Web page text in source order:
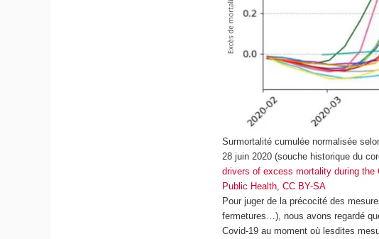
Surmortalité cumulée normalisée
28 juin 2020 (souche historique du
drivers of excess mortality during the
Public Health ,CC BY-SA
Pour juger de la précocité des
fermetures…), nous avons regardé
Covid-19 au moment où lesdites